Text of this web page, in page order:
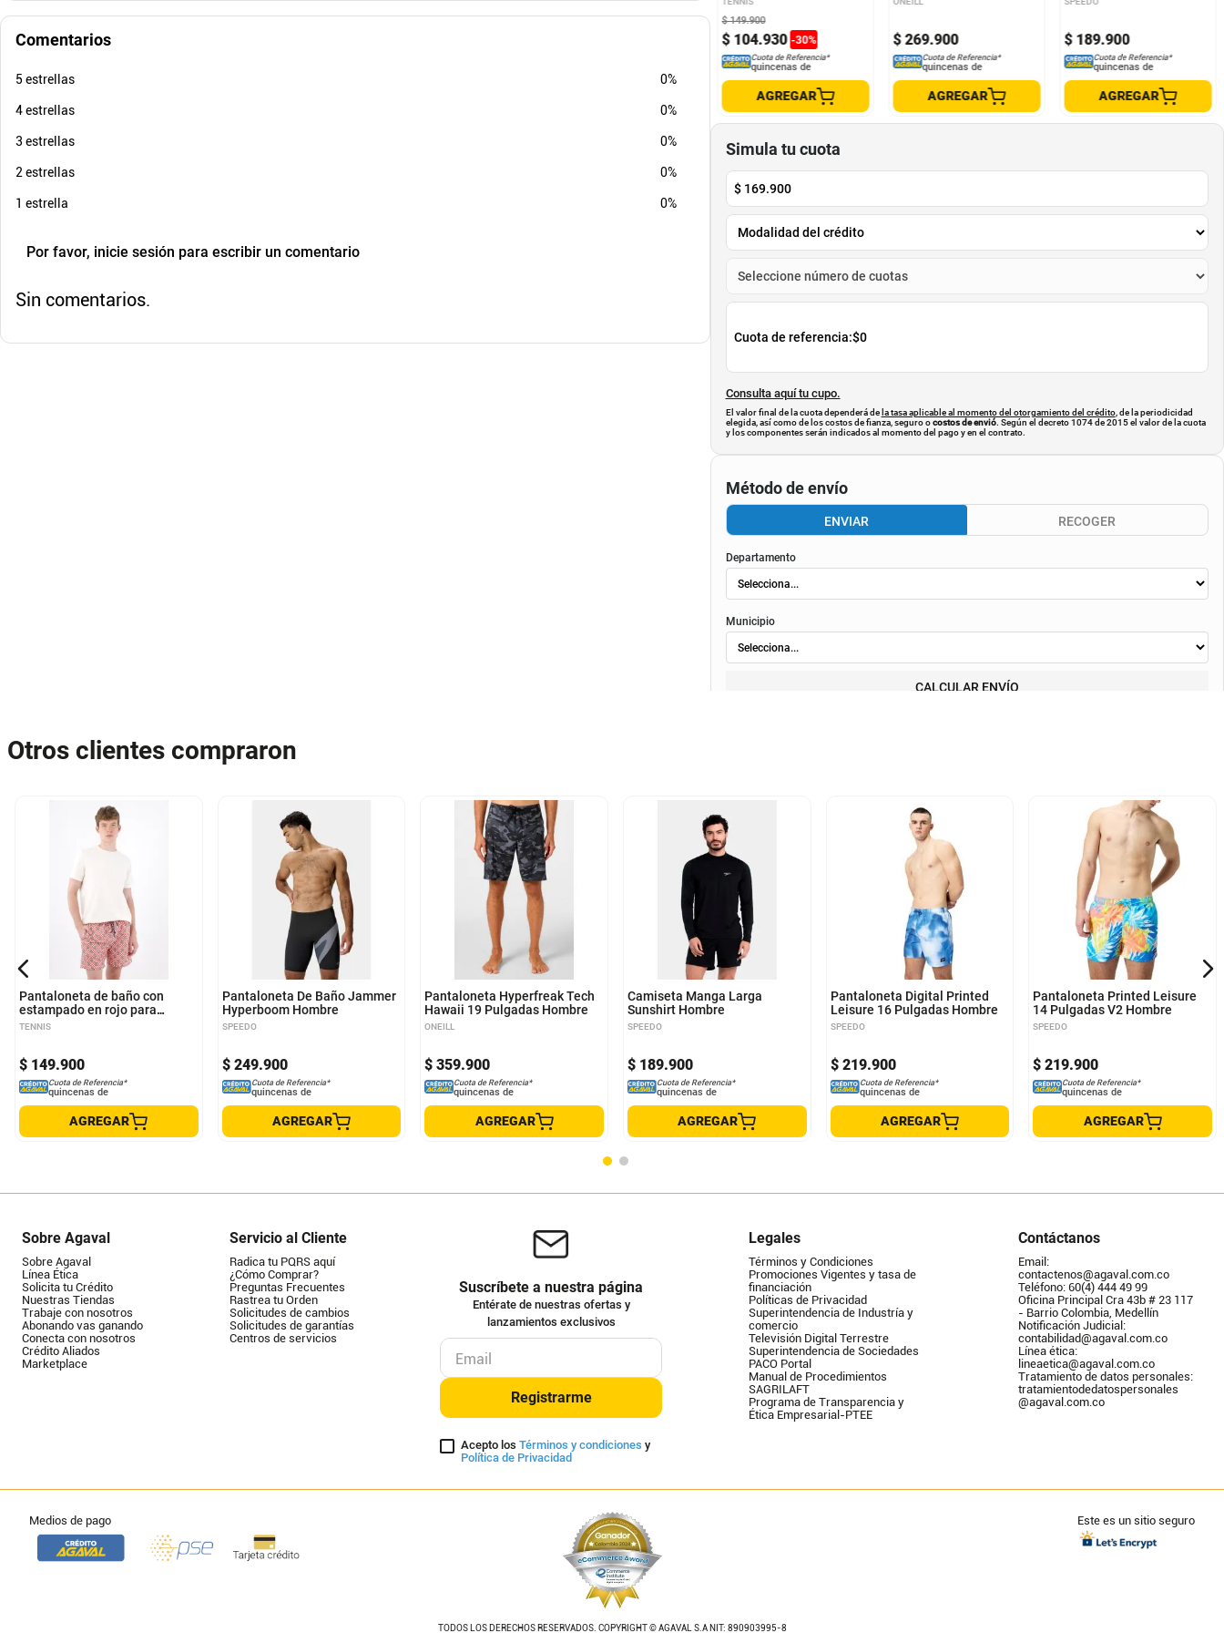
Comentarios
5 estrellas 0%
4 estrellas 0%
3 estrellas 0%
2 estrellas 0%
1 estrella 0%
Por favor, inicie sesión para escribir un comentario
Sin comentarios.
$ 104.930 -30%
$ 149.900
Cuota de Referencia*
quincenas de
AGREGAR
$ 269.900
Cuota de Referencia*
quincenas de
AGREGAR
$ 189.900
Cuota de Referencia*
quincenas de
AGREGAR
Simula tu cuota
$ 169.900
Cuota de referencia:$0
Consulta aquí tu cupo.
El valor final de la cuota dependerá de la tasa aplicable al momento del otorgamiento del crédito, de la periodicidad
elegida, así como de los costos de fianza, seguro ocostos de envió. Según el decreto 1074 de 2015 el valor de la cuota
y los componentes serán indicados al momento del pago y en el contrato.
Método de envío
ENVIAR RECOGER
Departamento
Municipio
CALCULAR ENVÍO
Otros clientes compraron
L XL
Pantaloneta de baño con
estampado en rojo para
hombre
TENNIS
$ 149.900
Cuota de Referencia*
quincenas de
AGREGAR
36
Pantaloneta De Baño Jammer
Hyperboom Hombre
SPEEDO
$ 249.900
Cuota de Referencia*
quincenas de
AGREGAR
32 34 36
Pantaloneta Hyperfreak Tech
Hawaii 19 Pulgadas Hombre
ONEILL
$ 359.900
Cuota de Referencia*
quincenas de
AGREGAR
Camiseta Manga Larga
Sunshirt Hombre
SPEEDO
$ 189.900
Cuota de Referencia*
quincenas de
AGREGAR
L XL
Pantaloneta Digital Printed
Leisure 16 Pulgadas Hombre
SPEEDO
$ 219.900
Cuota de Referencia*
quincenas de
AGREGAR
L XL
Pantaloneta Printed Leisure
14 Pulgadas V2 Hombre
SPEEDO
$ 219.900
Cuota de Referencia*
quincenas de
AGREGAR
Sobre Agaval
Sobre Agaval
Línea Ética
Solicita tu Crédito
Nuestras Tiendas
Trabaje con nosotros
Abonando vas ganando
Conecta con nosotros
Crédito Aliados
Marketplace
Servicio al Cliente
Radica tu PQRS aquí
¿Cómo Comprar?
Preguntas Frecuentes
Rastrea tu Orden
Solicitudes de cambios
Solicitudes de garantías
Centros de servicios
Suscríbete a nuestra página
Entérate de nuestras ofertas y
lanzamientos exclusivos
Registrarme
Acepto los Términos y condiciones y
Política de Privacidad
Legales
Términos y Condiciones
Promociones Vigentes y tasa de
financiación
Políticas de Privacidad
Superintendencia de Industría y
comercio
Televisión Digital Terrestre
Superintendencia de Sociedades
PACO Portal
Manual de Procedimientos
SAGRILAFT
Programa de Transparencia y
Ética Empresarial-PTEE
Contáctanos
Email:
contactenos@agaval.com.co
Teléfono: 60(4) 444 49 99
Oficina Principal Cra 43b # 23 117
- Barrio Colombia, Medellín
Notificación Judicial:
contabilidad@agaval.com.co
Línea ética:
lineaetica@agaval.com.co
Tratamiento de datos personales:
tratamientodedatospersonales
@agaval.com.co
Medios de pago
TODOS LOS DERECHOS RESERVADOS. COPYRIGHT © AGAVAL S.A NIT: 890903995-8
Este es un sitio seguro